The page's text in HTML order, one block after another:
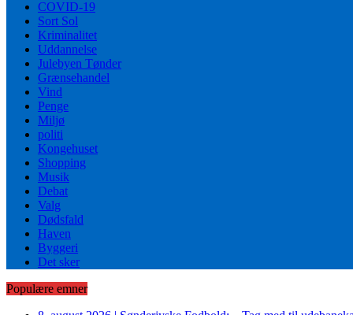
COVID-19
Sort Sol
Kriminalitet
Uddannelse
Julebyen Tønder
Grænsehandel
Vind
Penge
Miljø
politi
Kongehuset
Shopping
Musik
Debat
Valg
Dødsfald
Haven
Byggeri
Det sker
Populære emner